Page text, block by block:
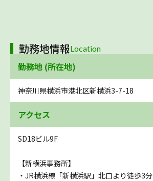
勤務地情報Location
勤務地 (所在地)
神奈川県横浜市港北区新横浜3-7-18
アクセス
SD18ビル9F
【新横浜事務所】
・JR横浜線「新横浜駅」北口より徒歩3分